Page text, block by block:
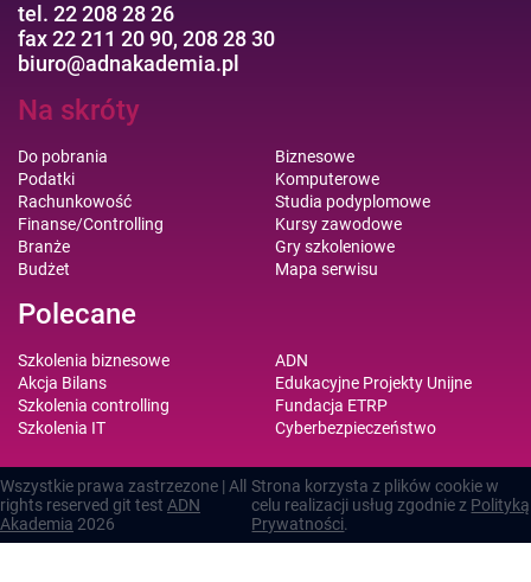
tel. 22 208 28 26
fax 22 211 20 90, 208 28 30
biuro@adnakademia.pl
Na skróty
Do pobrania
Podatki
Rachunkowość
Finanse/Controlling
Branże
Budżet
Biznesowe
Komputerowe
Studia podyplomowe
Kursy zawodowe
Gry szkoleniowe
Mapa serwisu
Polecane
Szkolenia biznesowe
Akcja Bilans
Szkolenia controlling
Szkolenia IT
ADN
Edukacyjne Projekty Unijne
Fundacja ETRP
Cyberbezpieczeństwo
Wszystkie prawa zastrzezone | All
rights reserved git test ADN
Akademia 2026
Strona korzysta z plików cookie w
celu realizacji usług zgodnie z Polityką
Prywatności.